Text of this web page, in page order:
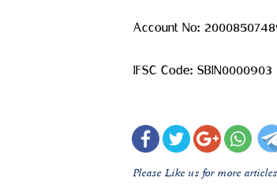
Account No:
IFSC Code: SBIN0000903
Please Like us for more articles